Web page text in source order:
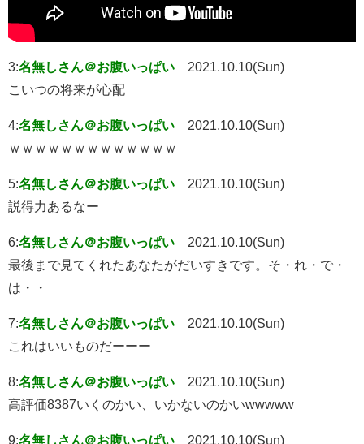
3:名無しさん＠お腹いっぱい
2021.10.10(Sun)
こいつの将来が心配
4:名無しさん＠お腹いっぱい
2021.10.10(Sun)
ｗｗｗｗｗｗｗｗｗｗｗｗｗ
5:名無しさん＠お腹いっぱい
2021.10.10(Sun)
説得力あるなー
6:名無しさん＠お腹いっぱい
2021.10.10(Sun)
最後まで見てくれたあなたがだいすきです。そ・れ・で・
は・・
7:名無しさん＠お腹いっぱい
2021.10.10(Sun)
これはいいものだーーー
8:名無しさん＠お腹いっぱい
2021.10.10(Sun)
高評価8387いくのかい、いかないのかいwwwww
9:名無しさん＠お腹いっぱい
2021.10.10(Sun)